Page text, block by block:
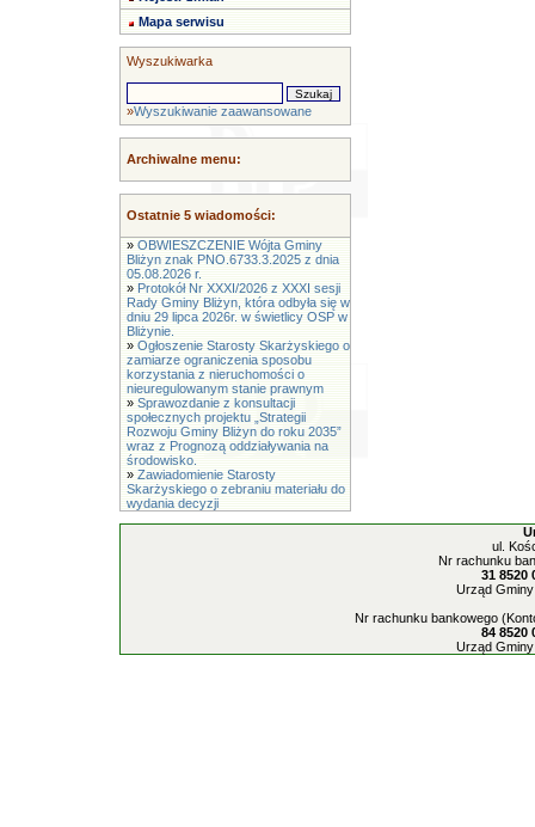
Mapa serwisu
Wyszukiwarka
»Wyszukiwanie zaawansowane
Archiwalne menu:
Ostatnie 5 wiadomości:
» OBWIESZCZENIE Wójta Gminy
Bliżyn znak PNO.6733.3.2025 z dnia
05.08.2026 r.
» Protokół Nr XXXI/2026 z XXXI sesji
Rady Gminy Bliżyn, która odbyła się w
dniu 29 lipca 2026r. w świetlicy OSP w
Bliżynie.
» Ogłoszenie Starosty Skarżyskiego o
zamiarze ograniczenia sposobu
korzystania z nieruchomości o
nieuregulowanym stanie prawnym
» Sprawozdanie z konsultacji
społecznych projektu „Strategii
Rozwoju Gminy Bliżyn do roku 2035”
wraz z Prognozą oddziaływania na
środowisko.
» Zawiadomienie Starosty
Skarżyskiego o zebraniu materiału do
wydania decyzji
ul.
Nr rachunku
31 8520
Urząd
Nr rachunku bankowego
84 8520
Urząd